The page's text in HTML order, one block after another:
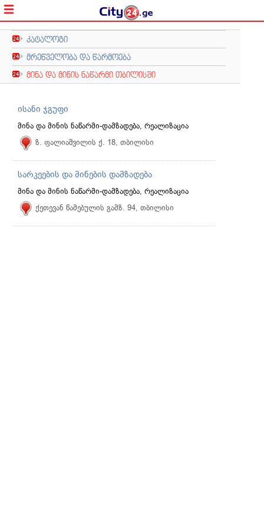
კატალოგი
მრეწველობა და წარმოება
მინა და მინის ნაწარმი თბილისში
ისანი ჯგუფი
მინა და მინის ნაწარმი-დამზადება, რეალიზაცია
ზ. ფალიაშვილის ქ. 18, თბილისი
სარკეების და მინების დამზადება
მინა და მინის ნაწარმი-დამზადება, რეალიზაცია
ქეთევან წამებულის გამზ. 94, თბილისი